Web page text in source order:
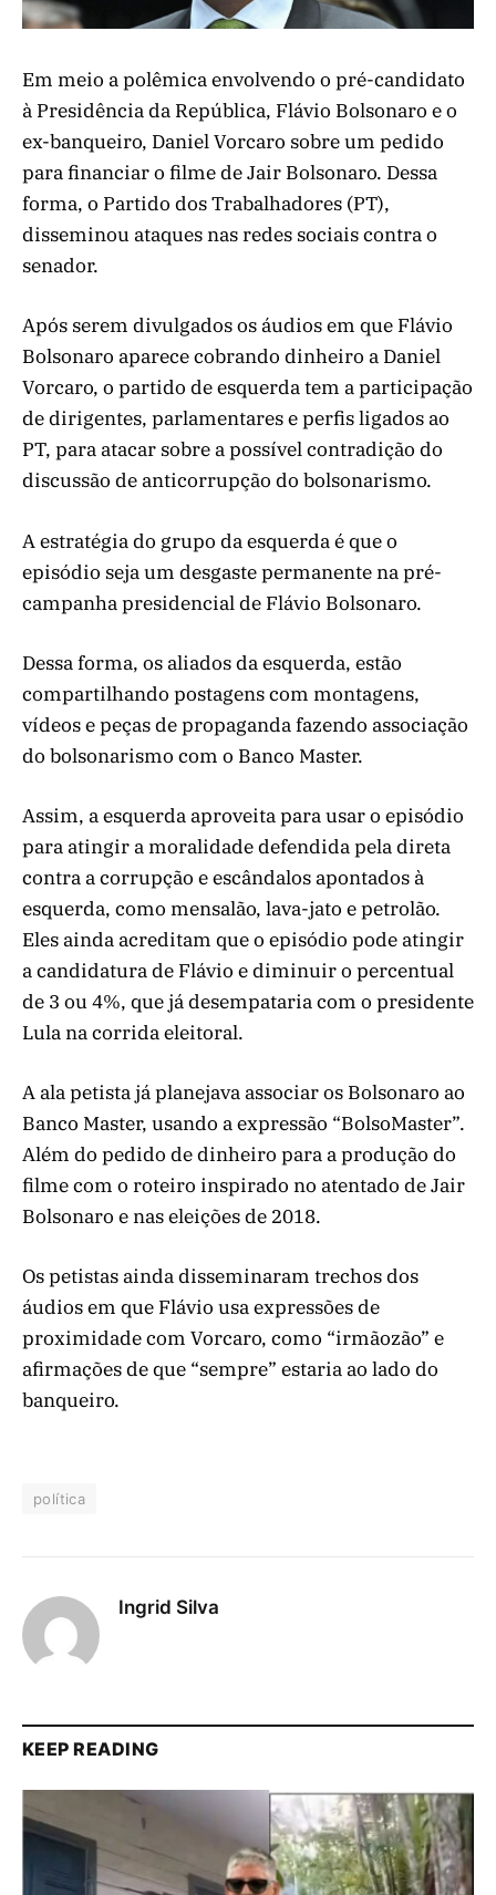
Em meio a polêmica envolvendo o pré-candidato
à Presidência da República, Flávio Bolsonaro e o
ex-banqueiro, Daniel Vorcaro sobre um pedido
para financiar o filme de Jair Bolsonaro. Dessa
forma, o Partido dos Trabalhadores (PT),
disseminou ataques nas redes sociais contra o
senador.
Após serem divulgados os áudios em que Flávio
Bolsonaro aparece cobrando dinheiro a Daniel
Vorcaro, o partido de esquerda tem a participação
de dirigentes, parlamentares e perfis ligados ao
PT, para atacar sobre a possível contradição do
discussão de anticorrupção do bolsonarismo.
A estratégia do grupo da esquerda é que o
episódio seja um desgaste permanente na pré-
campanha presidencial de Flávio Bolsonaro.
Dessa forma, os aliados da esquerda, estão
compartilhando postagens com montagens,
vídeos e peças de propaganda fazendo associação
do bolsonarismo com o Banco Master.
Assim, a esquerda aproveita para usar o episódio
para atingir a moralidade defendida pela direta
contra a corrupção e escândalos apontados à
esquerda, como mensalão, lava-jato e petrolão.
Eles ainda acreditam que o episódio pode atingir
a candidatura de Flávio e diminuir o percentual
de 3 ou 4%, que já desempataria com o presidente
Lula na corrida eleitoral.
A ala petista já planejava associar os Bolsonaro ao
Banco Master, usando a expressão “BolsoMaster”.
Além do pedido de dinheiro para a produção do
filme com o roteiro inspirado no atentado de Jair
Bolsonaro e nas eleições de 2018.
Os petistas ainda disseminaram trechos dos
áudios em que Flávio usa expressões de
proximidade com Vorcaro, como “irmãozão” e
afirmações de que “sempre” estaria ao lado do
banqueiro.
política
Ingrid Silva
KEEP READING